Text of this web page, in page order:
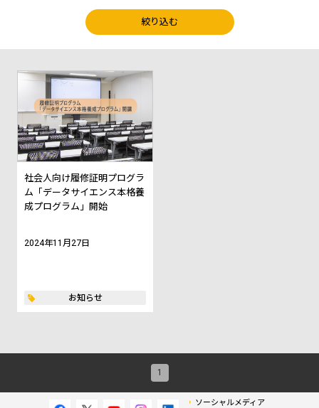
絞り込む
社会人向け履修証明プログラ
ム「データサイエンス本格養
成プログラム」開始
2024年11月27日
お知らせ
1
ソーシャルメディア